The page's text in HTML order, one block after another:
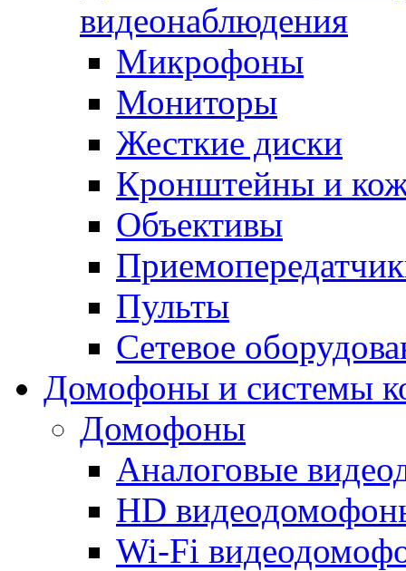
видеонаблюдения
Микрофоны
Мониторы
Жесткие диски
Кронштейны и
Объективы
Пульты
Сетевое
Домофоны и системы
Домофоны
Аналоговые
HD
Wi-Fi